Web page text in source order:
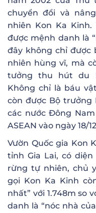
chuyển đổi và
nhiên Kon Ka Kinh.
được mệnh danh là
đây không chỉ được
nhiên hùng vĩ, mà
tưởng thu hút du
Không chỉ là báu
còn được Bộ trưởng
các nước Đông
ASEAN vào ngày 18/
Vườn Quốc gia Kon
tỉnh Gia Lai, có diện
rừng tự nhiên, chủ
gọi Kon Ka Kinh
nhất” với 1.748m so
danh là “nóc nhà